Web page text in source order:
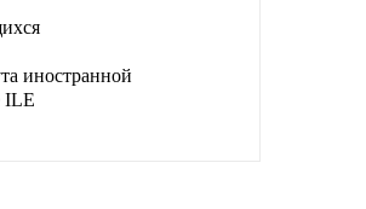
иностранной
ILE